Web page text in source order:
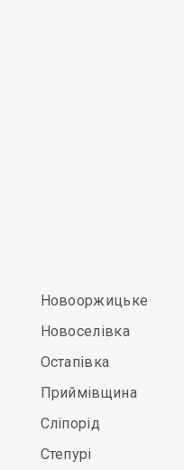
Новооржицьке
Новоселівка
Остапівка
Приймівщина
Сліпорід
Степурі